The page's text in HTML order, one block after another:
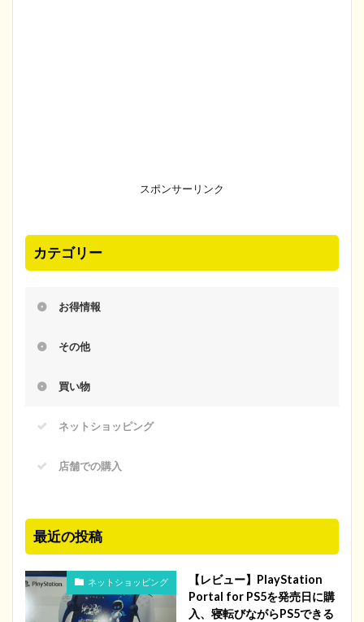
スポンサーリンク
カテゴリー
お得情報
その他
買い物
ネットショッピング
店舗での購入
最近の投稿
ネットショッピング
【レビュー】PlayStation
Portal for PS5を発売日に購
入、寝転びながらPS5できる